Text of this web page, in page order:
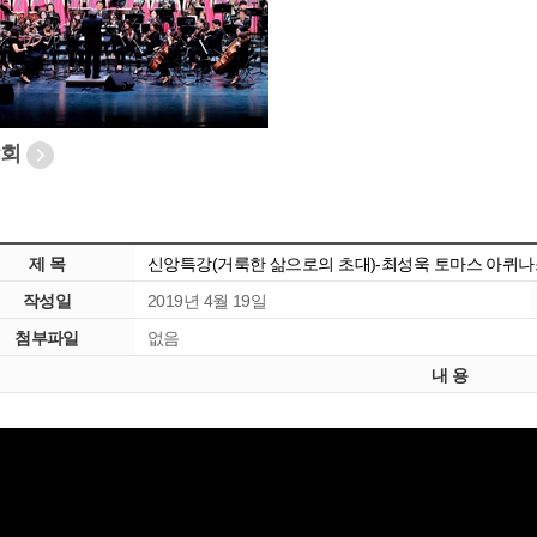
제 목
신앙특강(거룩한 삶으로의 초대)-최성욱 토마스 아퀴
작성일
2019년 4월 19일
첨부파일
없음
내 용